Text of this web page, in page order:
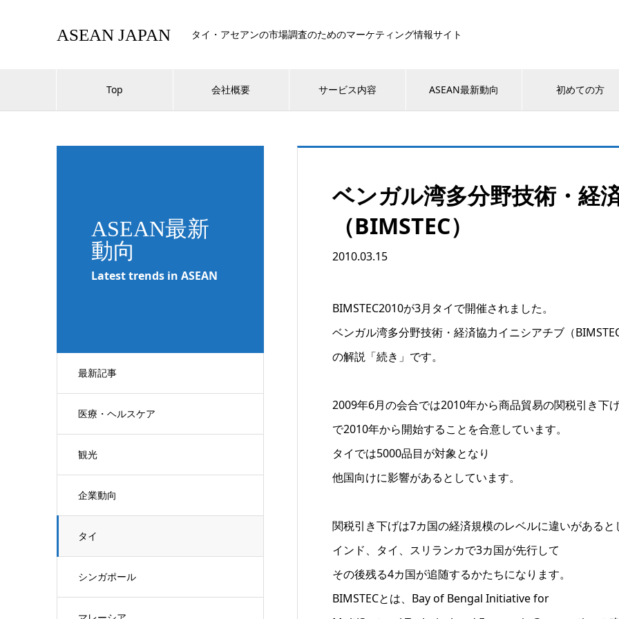
ASEAN JAPAN タイ・アセアンの市場調査のためのマーケティング情報サイト
Top 会社概要 サービス内容 ASEAN最新動向 初めての方
ASEAN最新
動向
Latest trends in ASEAN
最新記事
医療・ヘルスケア
観光
企業動向
タイ
シンガポール
ベンガル湾多分野技術・経
（BIMSTEC）
2010.03.15
BIMSTEC2010が3月タイで開催されました。
ベンガル湾多分野技術・経済協力イニシアチブ（BIMSTEC
の解説「続き」です。
2009年6月の会合では2010年から商品貿易の関税引き下
で2010年から開始することを合意しています。
タイでは5000品目が対象となり
他国向けに影響があるとしています。
関税引き下げは7カ国の経済規模のレベルに違いがあると
インド、タイ、スリランカで3カ国が先行して
その後残る4カ国が追随するかたちになります。
BIMSTECとは、Bay of Bengal Initiative for